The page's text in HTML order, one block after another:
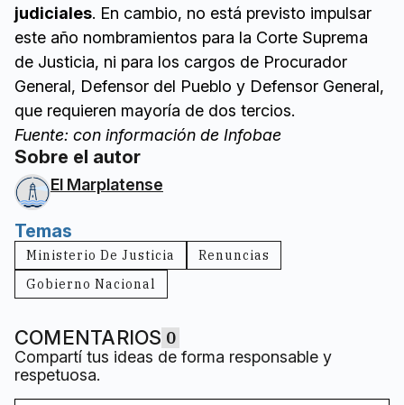
judiciales. En cambio, no está previsto impulsar
este año nombramientos para la Corte Suprema
de Justicia, ni para los cargos de Procurador
General, Defensor del Pueblo y Defensor General,
que requieren mayoría de dos tercios.
Fuente: con información de Infobae
Sobre el autor
El Marplatense
Temas
Ministerio De Justicia
Renuncias
Gobierno Nacional
COMENTARIOS 0
Compartí tus ideas de forma responsable y
respetuosa.